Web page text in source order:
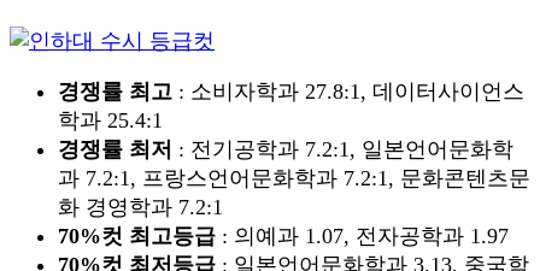
경쟁률 최고 : 소비자학과 27.8:1, 데이터사이언스
학과 25.4:1
경쟁률 최저 : 전기공학과 7.2:1, 일본언어문화학
과 7.2:1, 프랑스언어문화학과 7.2:1, 문화콘텐츠문
화 경영학과 7.2:1
70%컷 최고등급 : 의예과 1.07, 전자공학과 1.97
70%컷 최저등급 : 일본언어문화학과 3.13, 중국학